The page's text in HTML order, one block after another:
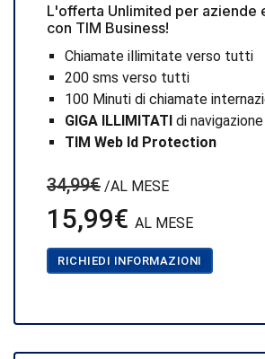
L'offerta Unlimited per aziende
con TIM Business!
Chiamate illimitate verso tutti
200 sms verso tutti
100 Minuti di chiamate
GIGA ILLIMITATI di navigazione
TIM Web Id Protection
34,99€ /AL MESE
15,99€ AL MESE
RICHIEDI INFORMAZIONI